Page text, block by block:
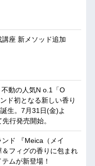
座 新メソッド追加
不動の人気N o.1「O
ド初となる新しい香り
生。7月31日(金)よ
行発売開始。
ド 『Meica（メイ
フィグの香りに包まれ
ムが新登場！